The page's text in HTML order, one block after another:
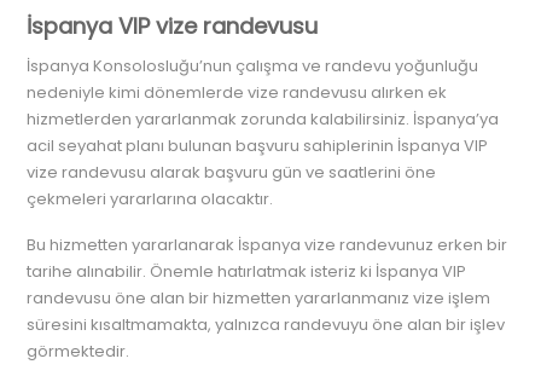
İspanya VIP vize randevusu
İspanya Konsolosluğu’nun çalışma ve randevu yoğunluğu
nedeniyle kimi dönemlerde vize randevusu alırken ek
hizmetlerden yararlanmak zorunda kalabilirsiniz. İspanya’ya
acil seyahat planı bulunan başvuru sahiplerinin İspanya VIP
vize randevusu alarak başvuru gün ve saatlerini öne
çekmeleri yararlarına olacaktır.
Bu hizmetten yararlanarak İspanya vize randevunuz erken bir
tarihe alınabilir. Önemle hatırlatmak isteriz ki İspanya VIP
randevusu öne alan bir hizmetten yararlanmanız vize işlem
süresini kısaltmamakta, yalnızca randevuyu öne alan bir işlev
görmektedir.